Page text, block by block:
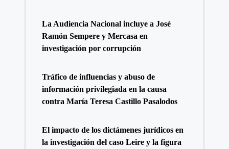
La Audiencia Nacional incluye a José
Ramón Sempere y Mercasa en
investigación por corrupción
Tráfico de influencias y abuso de
información privilegiada en la causa
contra María Teresa Castillo Pasalodos
El impacto de los dictámenes jurídicos en
la investigación del caso Leire y la figura